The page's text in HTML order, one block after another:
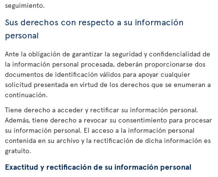
seguimiento.
Sus derechos con respecto a su información
personal
Ante la obligación de garantizar la seguridad y confidencialidad de
la información personal procesada, deberán proporcionarse dos
documentos de identificación válidos para apoyar cualquier
solicitud presentada en virtud de los derechos que se enumeran a
continuación.
Tiene derecho a acceder y rectificar su información personal.
Además, tiene derecho a revocar su consentimiento para procesar
su información personal. El acceso a la información personal
contenida en su archivo y la rectificación de dicha información es
gratuito.
Exactitud y rectificación de su información personal